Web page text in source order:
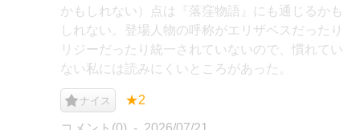
かもしれない）点は『落窪物語』にも通じるかも
しれない。登場人物の呼称がエリザベスだったり
リジーだったり統一されていないので、慣れてい
ない私には読みにくいところがあった。
ナイス ★2